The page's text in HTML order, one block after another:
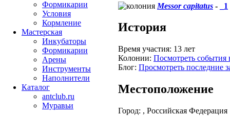
Messor capitatus - _1
История
Время участия: 13 лет
Колонии: Посмотреть события
Блог: Просмотреть последние
Местоположение
Город: , Российская Федерация
Формикарии
Условия
Кормление
Мастерская
Инкубаторы
Формикарии
Арены
Инструменты
Наполнители
Каталог
antclub.ru
Муравьи